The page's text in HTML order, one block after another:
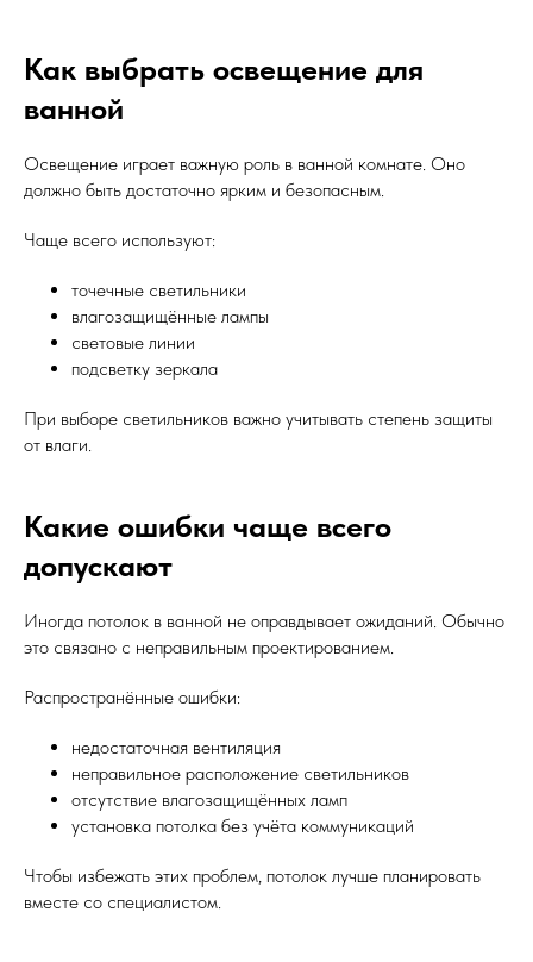
Как выбрать освещение для
ванной
Освещение играет важную роль в ванной комнате. Оно
должно быть достаточно ярким и безопасным.
Чаще всего используют:
точечные светильники
влагозащищённые лампы
световые линии
подсветку зеркала
При выборе светильников важно учитывать степень защиты
от влаги.
Какие ошибки чаще всего
допускают
Иногда потолок в ванной не оправдывает ожиданий. Обычно
это связано с неправильным проектированием.
Распространённые ошибки:
недостаточная вентиляция
неправильное расположение светильников
отсутствие влагозащищённых ламп
установка потолка без учёта коммуникаций
Чтобы избежать этих проблем, потолок лучше планировать
вместе со специалистом.